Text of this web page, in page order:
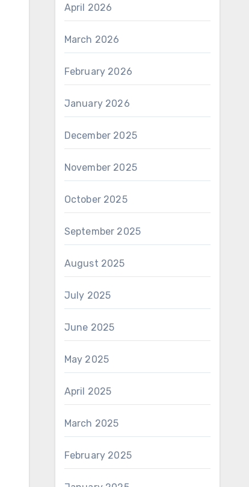
April 2026
March 2026
February 2026
January 2026
December 2025
November 2025
October 2025
September 2025
August 2025
July 2025
June 2025
May 2025
April 2025
March 2025
February 2025